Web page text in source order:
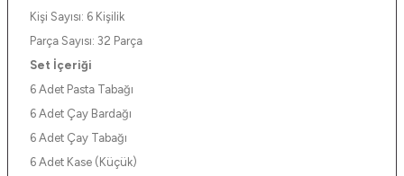
Kişi Sayısı: 6 Kişilik
Parça Sayısı: 32 Parça
Set İçeriği
6 Adet Pasta Tabağı
6 Adet Çay Bardağı
6 Adet Çay Tabağı
6 Adet Kase (Küçük)